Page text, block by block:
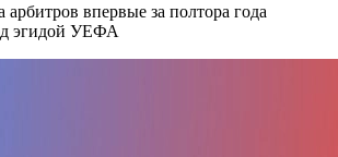
арбитров впервые за полтора года
эгидой УЕФА